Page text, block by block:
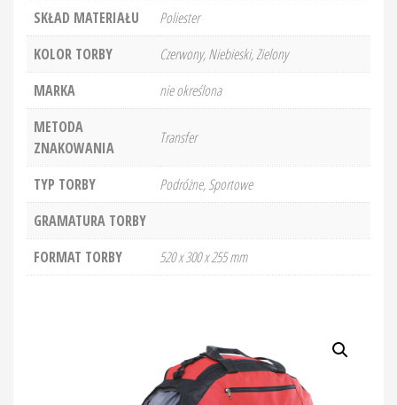
SKŁAD MATERIAŁU
Poliester
KOLOR TORBY
Czerwony, Niebieski, Zielony
MARKA
nie określona
METODA
ZNAKOWANIA
Transfer
TYP TORBY
Podróżne, Sportowe
GRAMATURA TORBY
FORMAT TORBY
520 x 300 x 255 mm